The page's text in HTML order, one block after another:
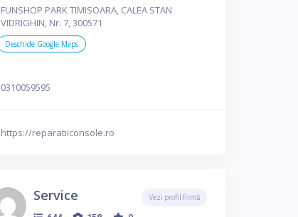
FUNSHOP PARK TIMISOARA, CALEA STAN
VIDRIGHIN, Nr. 7, 300571
Deschide Google Maps
0310059595
https://reparatiiconsole.ro
Service Vezi profil firmă